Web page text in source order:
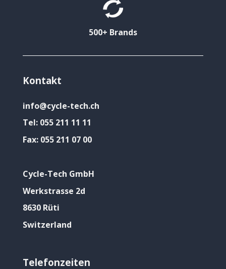
500+ Brands
Kontakt
info@cycle-tech.ch
Tel: 055 211 11 11
Fax: 055 211 07 00
Cycle-Tech GmbH
Werkstrasse 2d
8630 Rüti
Switzerland
Telefonzeiten